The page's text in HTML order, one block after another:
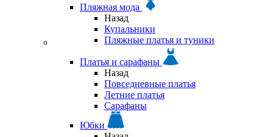
Пляжная мода
Назад
Купальники
Пляжные платья и туники
Платья и сарафаны
Назад
Повседневные платья
Летние платья
Сарафаны
Юбки